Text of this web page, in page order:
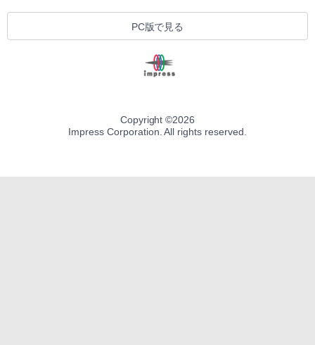
PC版で見る
Copyright ©2026
Impress Corporation. All rights reserved.